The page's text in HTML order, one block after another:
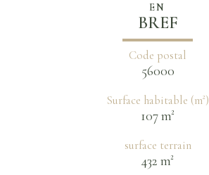
EN
BREF
Code postal
56000
Surface habitable (m²)
107 m²
surface terrain
432 m²